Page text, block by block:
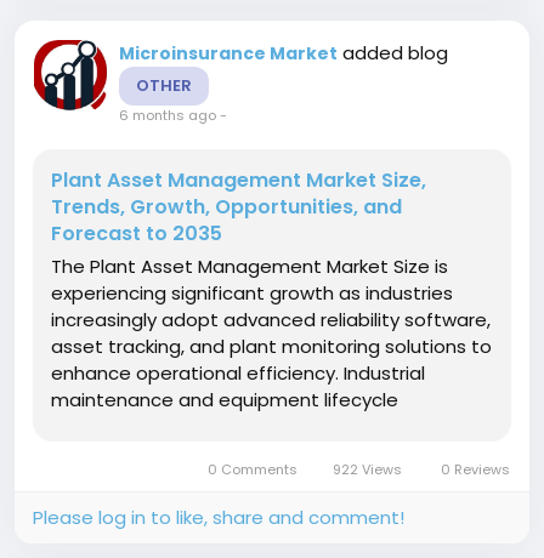
Microinsurance Market added blog
OTHER
6 months ago-
Plant Asset Management Market Size,
Trends, Growth, Opportunities, and
Forecast to 2035
The Plant Asset Management Market Size is
experiencing significant growth as industries
increasingly adopt advanced reliability software,
asset tracking, and plant monitoring solutions to
enhance operational efficiency. Industrial
maintenance and equipment lifecycle
and maximize productivity. This market’s...
0 Comments 922 Views 0 Reviews
Please log in to like, share and comment!